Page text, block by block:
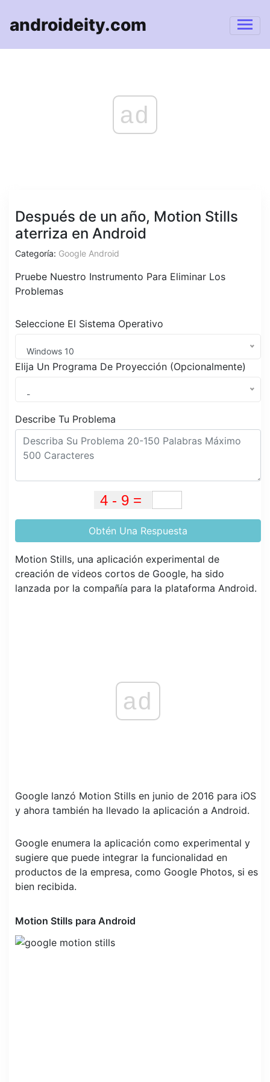
androideity.com
ad
Después de un año, Motion Stills
aterriza en Android
Categoría: Google Android
Pruebe Nuestro Instrumento Para Eliminar Los
Problemas
Seleccione El Sistema Operativo
Windows 10
Elija Un Programa De Proyección (Opcionalmente)
-
Describe Tu Problema
Obtén Una Respuesta
Motion Stills, una aplicación experimental de
creación de videos cortos de Google, ha sido
lanzada por la compañía para la plataforma Android.
ad
Google lanzó Motion Stills en junio de 2016 para iOS
y ahora también ha llevado la aplicación a Android.
Google enumera la aplicación como experimental y
sugiere que puede integrar la funcionalidad en
productos de la empresa, como Google Photos, si es
bien recibida.
Motion Stills para Android